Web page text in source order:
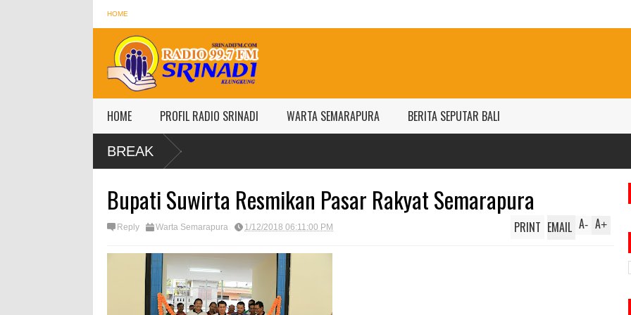
HOME
HOME PROFIL RADIO SRINADI WARTA SEMARAPURA BERITA SEPUTAR BALI
BREAK
Bupati Suwirta Resmikan Pasar Rakyat Semarapura
Reply Warta Semarapura 1/12/2018 06:11:00 PM A+
A-
PRINT EMAIL